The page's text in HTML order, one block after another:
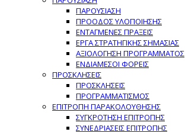
ΠΑΡΟΥΣΙΑΣΗ
ΠΡΟΟΔΟΣ ΥΛΟΠΟΙΗΣΗΣ
ΕΝΤΑΓΜΕΝΕΣ ΠΡΑΞΕΙΣ
ΕΡΓΑ ΣΤΡΑΤΗΓΙΚΗΣ ΣΗΜΑΣΙΑΣ
ΑΞΙΟΛΟΓΗΣΗ ΠΡΟΓΡΑΜΜΑΤΟΣ
ΕΝΔΙΑΜΕΣΟΙ ΦΟΡΕΙΣ
ΠΡΟΣΚΛΗΣΕΙΣ
ΠΡΟΣΚΛΗΣΕΙΣ
ΠΡΟΓΡΑΜΜΑΤΙΣΜΟΣ
ΕΠΙΤΡΟΠΗ ΠΑΡΑΚΟΛΟΥΘΗΣΗΣ
ΣΥΓΚΡΟΤΗΣΗ ΕΠΙΤΡΟΠΗΣ
ΣΥΝΕΔΡΙΑΣΕΙΣ ΕΠΙΤΡΟΠΗΣ